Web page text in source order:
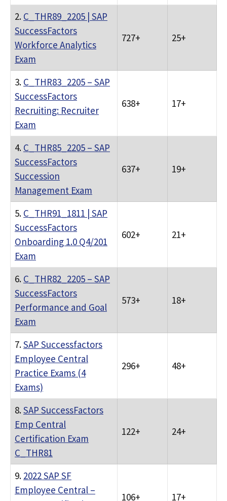
2. C_THR89_2205 | SAP
SuccessFactors
Workforce Analytics
Exam
727+ 25+
3. C_THR83_2205 – SAP
SuccessFactors
Recruiting: Recruiter
Exam
638+ 17+
4. C_THR85_2205 – SAP
SuccessFactors
Succession
Management Exam
637+ 19+
5. C_THR91_1811 | SAP
SuccessFactors
Onboarding 1.0 Q4/201
Exam
602+ 21+
6. C_THR82_2205 – SAP
SuccessFactors
Performance and Goal
Exam
573+ 18+
7.SAP Successfactors
Employee Central
Practice Exams (4
Exams)
296+ 48+
8.SAP SuccessFactors
Emp Central
Certification Exam
C_THR81
122+ 24+
9. 2022 SAP SF
Employee Central –
106+ 17+